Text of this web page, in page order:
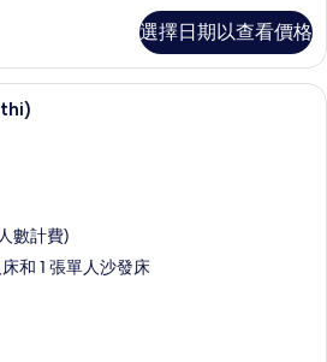
選擇日期以查看價格
別墅, 私人泳池, 海景 (Ianthi) | 高級寢
數計費)
和 1 張單人沙發床